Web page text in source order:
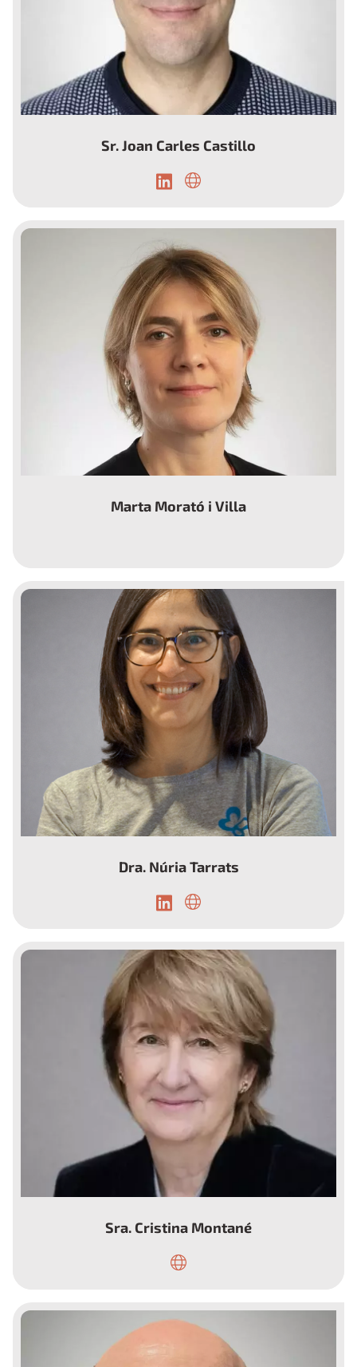
Sr. Joan Carles Castillo
Secretario de la Fundación La Nineta dels Ulls
y miembro del Comité Organizador del Día
Mundial.
Marta Morató i Villa
Miembro del Comité Asesor de la Fundació Dr.
Torrent-Farnell y Farmacéutica especializada
en Garantía de Calidad
Dra. Núria Tarrats
Responsable de investigación en DEBRA
Sra. Cristina Montané
Vicepresidenta del «Consell consultiu de
Pacients de Catalunya»